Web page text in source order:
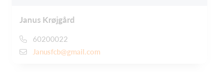
Janus Krøjgård
60200022
Janusfcb@gmail.com